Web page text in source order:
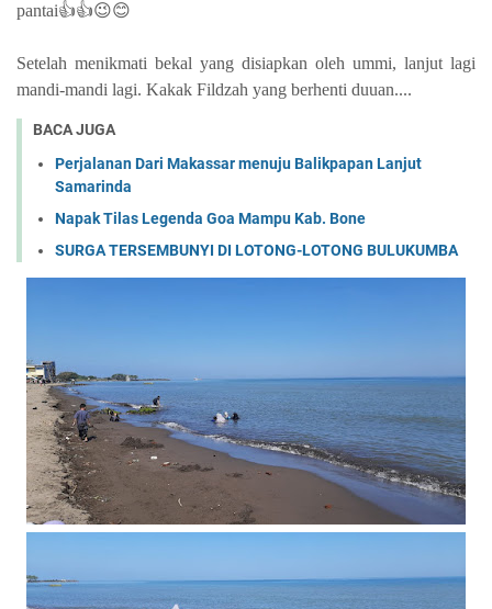
pantai👍👍😉😊
Setelah menikmati bekal yang disiapkan oleh ummi, lanjut lagi
mandi-mandi lagi. Kakak Fildzah yang berhenti duuan....
BACA JUGA
Perjalanan Dari Makassar menuju Balikpapan Lanjut
Samarinda
Napak Tilas Legenda Goa Mampu Kab. Bone
SURGA TERSEMBUNYI DI LOTONG-LOTONG BULUKUMBA